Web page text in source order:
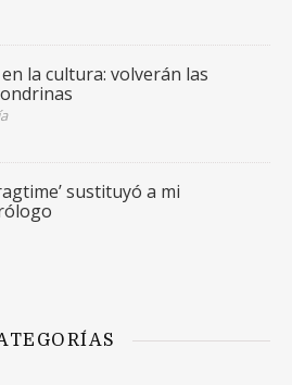
la cultura: volverán las
sustituyó a mi